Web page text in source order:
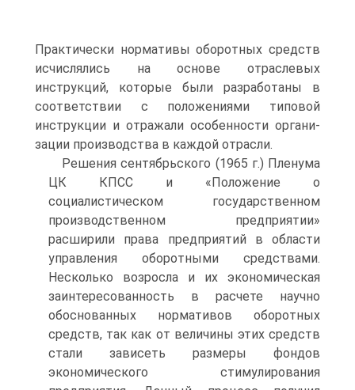
Прак­тически нормативы оборотных средств
исчислялись на основе от­раслевых
инструкций, которые были разработаны в
соответствии с положениями типовой
инструкции и отражали особенности органи­
зации производства в каждой отрасли.
Решения сентябрьского (1965 г.) Пленума
ЦК КПСС и «Поло­жение о
социалистическом государственном
производственном предприятии»
расширили права предприятий в области
управления оборотными средствами.
Несколько возросла и их экономическая
заинтересованность в расчете научно
обоснованных нормативов оборотных
средств, так как от величины этих средств
стали зависеть размеры фондов
экономического стимулирования